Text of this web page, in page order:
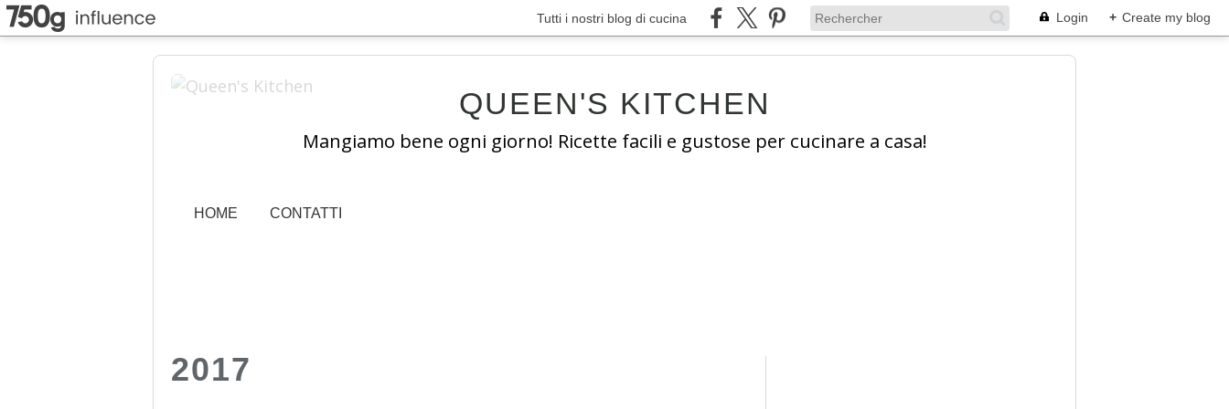
Tutti i nostri blog di cucina Login + Create my blog
QUEEN'S KITCHEN
Mangiamo bene ogni giorno! Ricette facili e gustose per cucinare a casa!
HOME CONTATTI
2017